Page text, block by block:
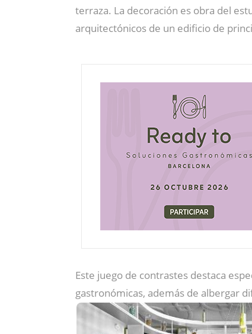
terraza. La decoración es obra del
arquitectónicos de un edificio de
Este juego de contrastes destaca
gastronómicas, además de albergar